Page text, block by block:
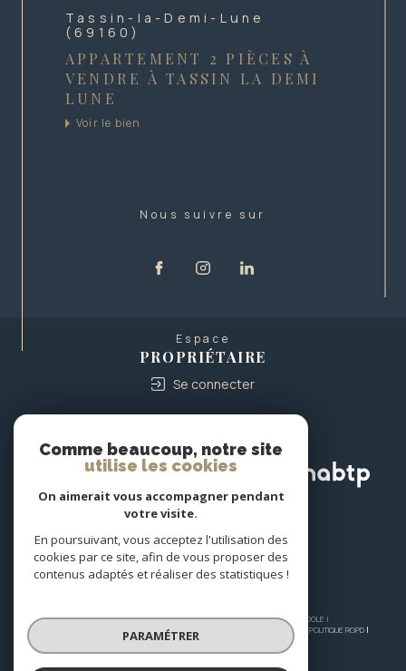
Tassin-la-Demi-Lune
(69160)
APPARTEMENT 2 PIÈCES À
VENDRE À TASSIN LA DEMI
LUNE
Voir le bien
Nous suivre sur
Espace
PROPRIÉTAIRE
Se connecter
ADHÉRONS
© 2026 | TOUS DROITS RÉSERVÉS | TRADUCTION POWERED BY GOOGLE |
PLAN DU SITE MENTIONS LÉGALES NOS LIENS
POLITIQUE RGPD
COOKIES
Comme beaucoup, notre site
utilise les cookies
On aimerait vous accompagner pendant
votre visite.
En poursuivant, vous acceptez l'utilisation des
cookies par ce site, afin de vous proposer des
contenus adaptés et réaliser des statistiques !
PARAMÉTRER